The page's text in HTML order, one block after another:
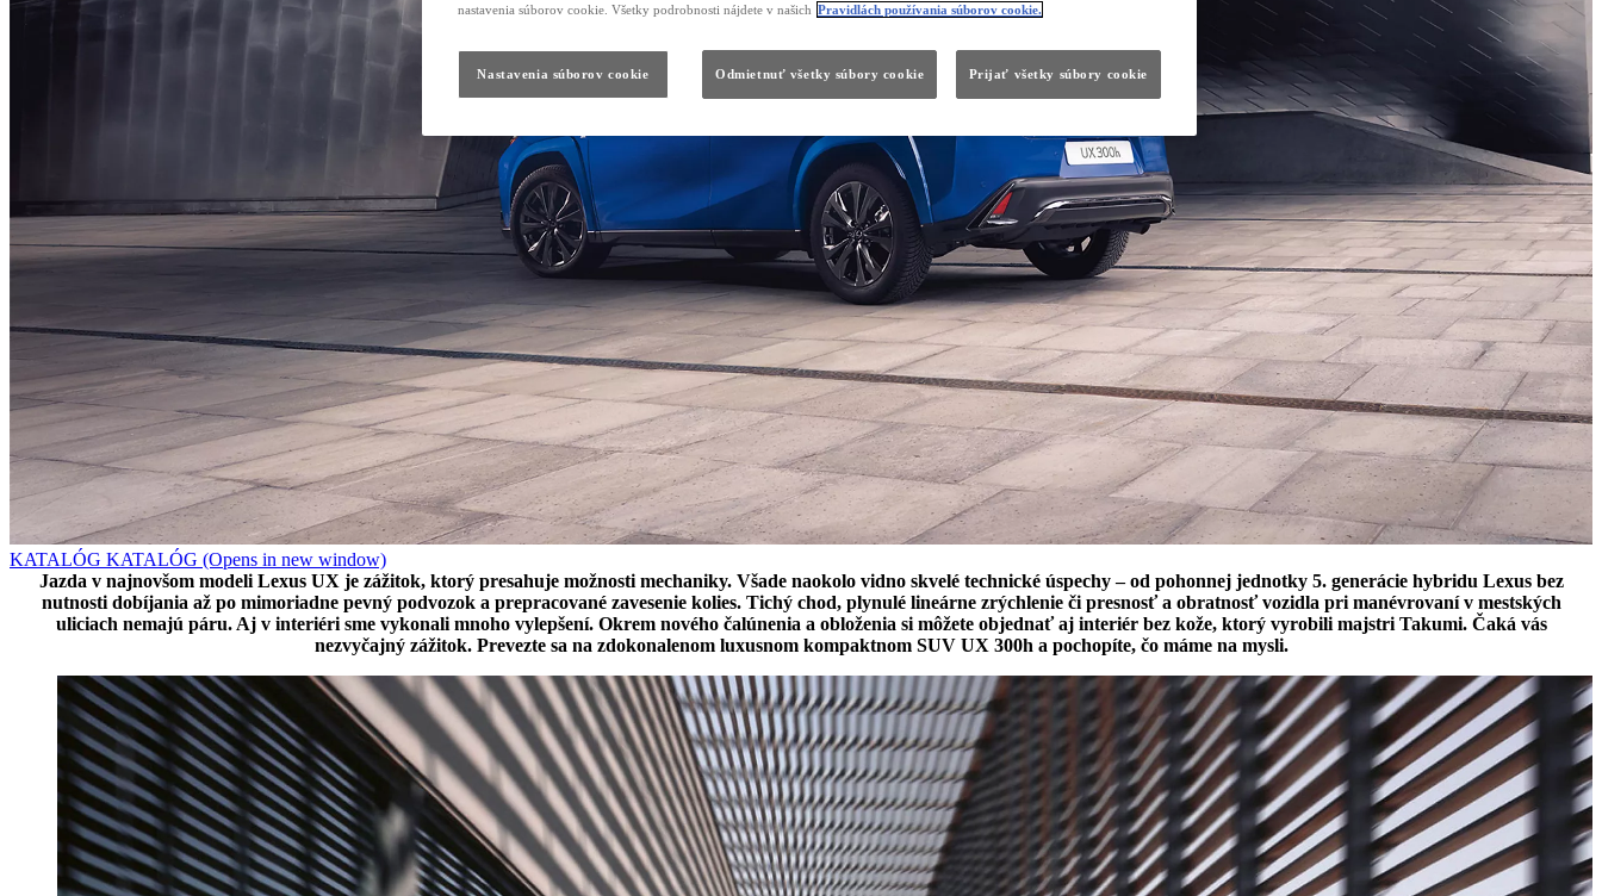
KATALÓG KATALÓG (Opens in new window)
Jazda v najnovšom modeli Lexus UX je zážitok, ktorý presahuje možnosti mechaniky. Všade naokolo vidno skvelé technické úspechy – od pohonnej jednotky 5. generácie hybridu Lexus bez
nutnosti dobíjania až po mimoriadne pevný podvozok a prepracované zavesenie kolies. Tichý chod, plynulé lineárne zrýchlenie či presnosť a obratnosť vozidla pri manévrovaní v mestských
uliciach nemajú páru. Aj v interiéri sme vykonali mnoho vylepšení. Okrem nového čalúnenia a obloženia si môžete objednať aj interiér bez kože, ktorý vyrobili majstri Takumi. Čaká vás
nezvyčajný zážitok. Prevezte sa na zdokonalenom luxusnom kompaktnom SUV UX 300h a pochopíte, čo máme na mysli.
nastavenia súborov cookie. Všetky podrobnosti nájdete v našich Pravidlách používania súborov cookie.
Odmietnuť všetky súbory cookie Prijať všetky súbory cookie
Nastavenia súborov cookie